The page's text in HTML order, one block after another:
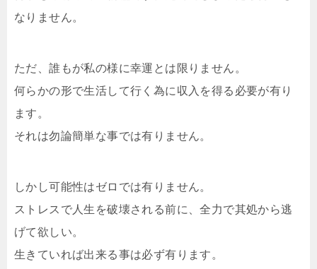
なりません。
ただ、誰もが私の様に幸運とは限りません。
何らかの形で生活して行く為に収入を得る必要が有り
ます。
それは勿論簡単な事では有りません。
しかし可能性はゼロでは有りません。
ストレスで人生を破壊される前に、全力で其処から逃
げて欲しい。
生きていれば出来る事は必ず有ります。